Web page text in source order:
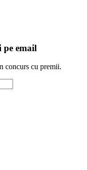
pe email
concurs cu premii.